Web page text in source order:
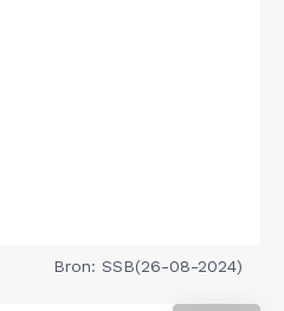
Bron: SSB(26-08-2024)